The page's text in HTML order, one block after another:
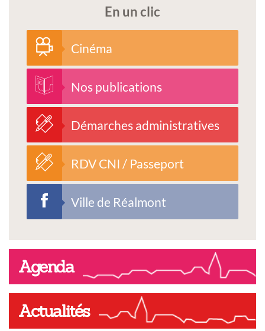
En un clic
Cinéma
Nos publications
Démarches administratives
RDV CNI / Passeport
Ville de Réalmont
Agenda
Actualités